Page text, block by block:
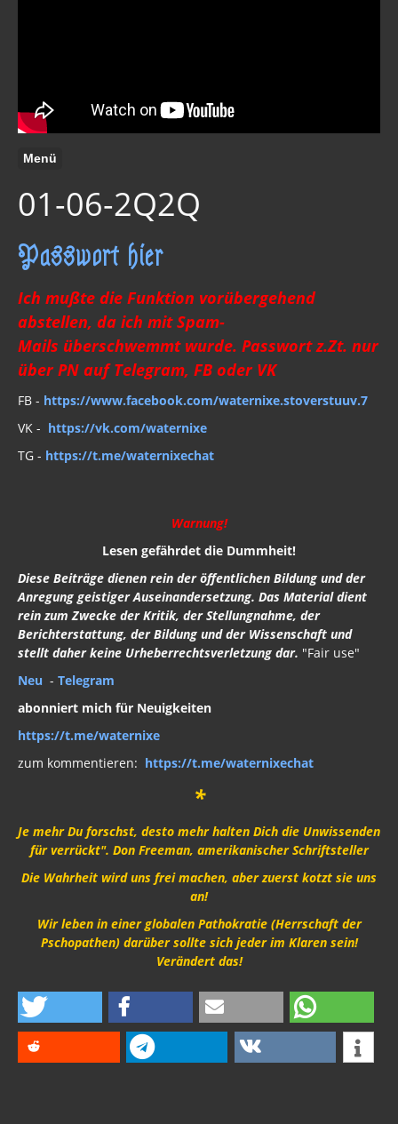
Menü
01-06-2Q2Q
Passwort hier
Ich mußte die Funktion vorübergehend
abstellen, da ich mit Spam-
Mails überschwemmt wurde. Passwort z.Zt. nur
über PN auf Telegram, FB oder VK
FB - https://www.facebook.com/waternixe.stoverstuuv.7
VK - https://vk.com/waternixe
TG - https://t.me/waternixechat
Warnung!
Lesen gefährdet die Dummheit!
Diese Beiträge dienen rein der öffentlichen Bildung und der
Anregung geistiger Auseinandersetzung. Das Material dient
rein zum Zwecke der Kritik, der Stellungnahme, der
Berichterstattung, der Bildung und der Wissenschaft und
stellt daher keine Urheberrechtsverletzung dar. "Fair use"
Neu - Telegram
abonniert mich für Neuigkeiten
https://t.me/waternixe
zum kommentieren: https://t.me/waternixechat
*
Je mehr Du forschst, desto mehr halten Dich die Unwissenden
für verrückt". Don Freeman, amerikanischer Schriftsteller
Die Wahrheit wird uns frei machen, aber zuerst kotzt sie uns
an!
Wir leben in einer globalen Pathokratie (Herrschaft der
Pschopathen) darüber sollte sich jeder im Klaren sein!
Verändert das!